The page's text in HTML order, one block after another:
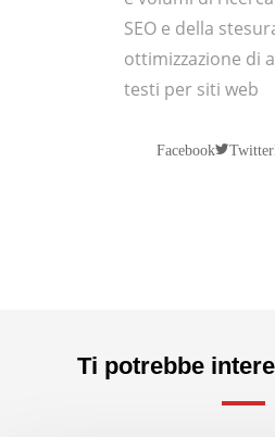
SEO e della
ottimizzazione di
testi per siti web
Facebook Twitter
Ti potrebbe